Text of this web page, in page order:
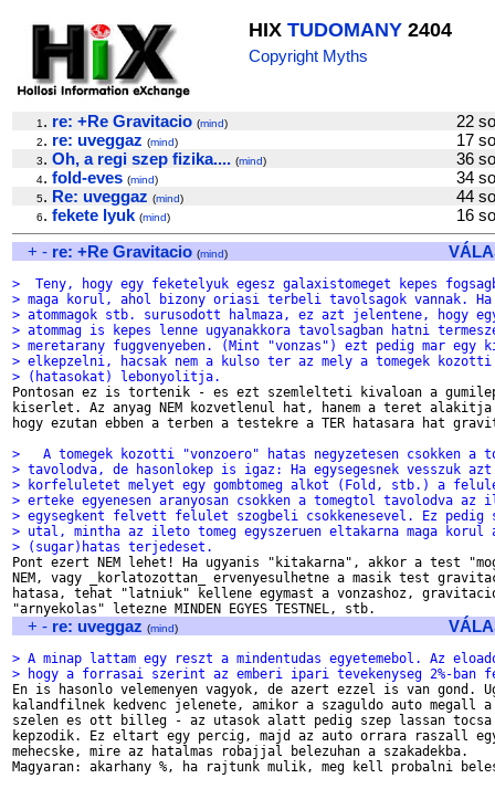
HIX TUDOMANY 2404
Copyright Myths
1 . re: +Re Gravitacio (mind) 22
2. re: uveggaz (mind) 17
3. Oh, a regi szep fizika.... (mind) 36
4. fold-eves (mind) 34
5. Re: uveggaz (mind) 44
6. fekete lyuk (mind)
16
+ - re: +Re Gravitacio (mind)
>  Teny, hogy egy feketelyuk egesz galaxistomeget kepes
> maga korul, ahol bizony oriasi terbeli tavolsagok vannak.
> atommagok stb. surusodott halmaza, ez azt jelentene, hogy
> atommag is kepes lenne ugyanakkora tavolsagban hatni
> meretarany fuggvenyeben. (Mint "vonzas") ezt pedig mar egy
> elkepzelni, hacsak nem a kulso ter az mely a tomegek
> (hatasokat) lebonyolitja.
Pontosan ez is tortenik - es ezt szemlelteti kivaloan a
kiserlet. Az anyag NEM kozvetlenul hat, hanem a teret
hogy ezutan ebben a terben a testekre a TER hatasara hat
>   A tomegek kozotti "vonzoero" hatas negyzetesen csokken a
> tavolodva, de hasonlokep is igaz: Ha egysegesnek vesszuk
> korfeluletet melyet egy gombtomeg alkot (Fold, stb.) a
> erteke egyenesen aranyosan csokken a tomegtol tavolodva az
> egysegkent felvett felulet szogbeli csokkenesevel. Ez pedig
> utal, mintha az ileto tomeg egyszeruen eltakarna maga korul
> (sugar)hatas terjedeset.
Pont ezert NEM lehet! Ha ugyanis "kitakarna", akkor a test
NEM, vagy _korlatozottan_ ervenyesulhetne a masik test
hatasa, tehat "latniuk" kellene egymast a vonzashoz,
+ - re: uveggaz (mind)
> A minap lattam egy reszt a mindentudas egyetemebol. Az
> hogy a forrasai szerint az emberi ipari tevekenyseg 2%-ban
En is hasonlo velemenyen vagyok, de azert ezzel is van gond.
kalandfilnek kedvenc jelenete, amikor a szaguldo auto megall a
szelen es ott billeg - az utasok alatt pedig szep lassan tocsa
kepzodik. Ez eltart egy percig, majd az auto orrara raszall
mehecske, mire az hatalmas robajjal belezuhan a szakadekba.
Magyaran: akarhany %, ha rajtunk mulik, meg kell probalni